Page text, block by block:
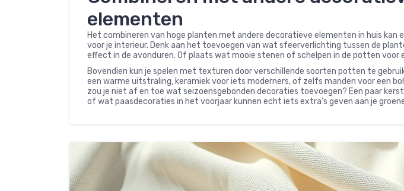
elementen
Het combineren van hoge planten met andere decoratieve elementen in huis kan
voor je interieur. Denk aan het toevoegen van wat sfeerverlichting tussen de
effect in de avonduren. Of plaats wat mooie stenen of schelpen in de potten voor
Bovendien kun je spelen met texturen door verschillende soorten potten te
een warme uitstraling, keramiek voor iets moderners, of zelfs manden voor een
zou je niet af en toe wat seizoensgebonden decoraties toevoegen? Een paar
of wat paasdecoraties in het voorjaar kunnen echt iets extra’s geven aan je